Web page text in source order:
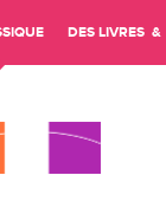
DES LIVRES